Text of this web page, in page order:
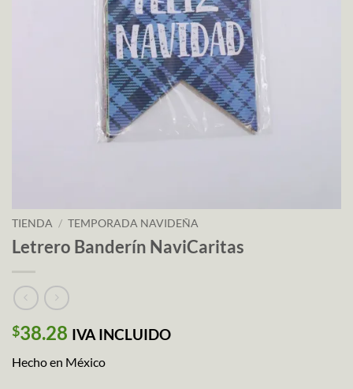
TIENDA / TEMPORADA NAVIDEÑA
Letrero Banderín NaviCaritas
$38.28 IVA INCLUIDO
Hecho en México